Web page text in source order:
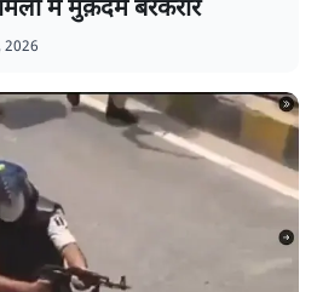
में मुक़दमे बरकरार
2026